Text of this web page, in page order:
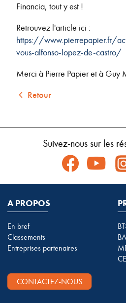
Financia, tout y est !
Retrouvez l'article ici :
https://www.pierrepapier.fr/
vous-alfonso-lopez-de-castro/
Merci à Pierre Papier et à Guy
Retour
Suivez-nous sur les
A PROPOS
En bref
Classements
Entreprises partenaires
CONTACTEZ-NOUS